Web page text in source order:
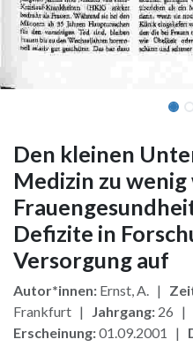
Den kleinen
Medizin zu
Defizite in
Versorgung auf
Autor*innen: Ernst, A. |
Frankfurt | Jahrgang: 26 |
Erscheinung:01.09.2001 |